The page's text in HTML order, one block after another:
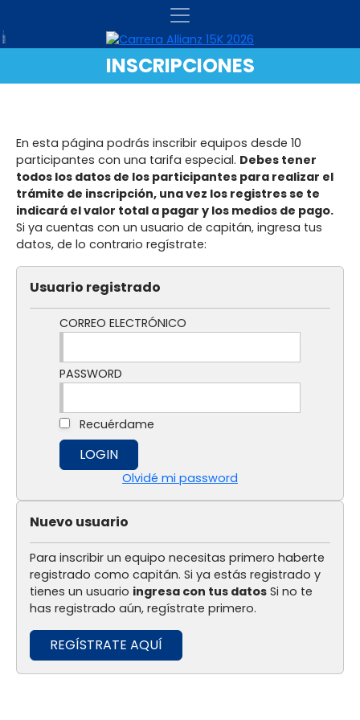
INSCRIPCIONES
En esta página podrás inscribir equipos desde 10
participantes con una tarifa especial. Debes tener
todos los datos de los participantes para realizar el
trámite de inscripción, una vez los registres se te
indicará el valor total a pagar y los medios de pago.
Si ya cuentas con un usuario de capitán, ingresa tus
datos, de lo contrario regístrate:
Usuario registrado
CORREO ELECTRÓNICO
PASSWORD
Recuérdame
Olvidé mi password
Nuevo usuario
Para inscribir un equipo necesitas primero haberte
registrado como capitán. Si ya estás registrado y
tienes un usuario ingresa con tus datos Si no te
has registrado aún, regístrate primero.
REGÍSTRATE AQUÍ